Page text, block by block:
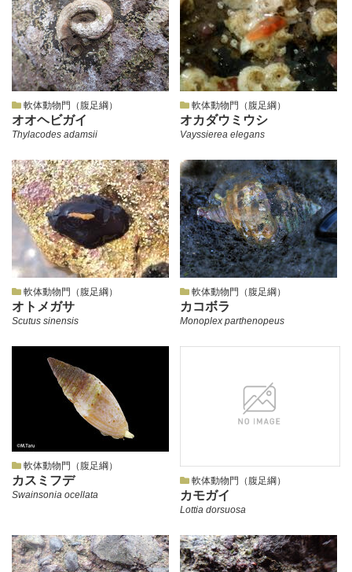
軟体動物門（腹足綱）
オオヘビガイ
Thylacodes adamsii
軟体動物門（腹足綱）
オカダウミウシ
Vayssierea elegans
軟体動物門（腹足綱）
オトメガサ
Scutus sinensis
軟体動物門（腹足綱）
カコボラ
Monoplex parthenopeus
軟体動物門（腹足綱）
カスミフデ
Swainsonia ocellata
軟体動物門（腹足綱）
カモガイ
Lottia dorsuosa